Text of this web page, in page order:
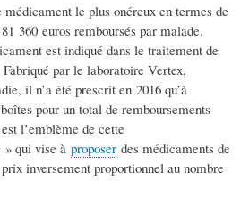
le plus onéreux en termes de
360 euros remboursés par malade.
est indiqué dans le traitement de
par le laboratoire Vertex,
il n’a été prescrit en 2016 qu’à
pour un total de remboursements
l’emblème de cette
» qui vise à proposer des médicaments de
inversement proportionnel au nombre